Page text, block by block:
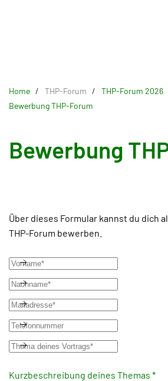
Home THP-Forum THP-Forum 2026
Bewerbung THP-Forum
Bewerbung
Über dieses Formular kannst du dich
THP-Forum bewerben.
Kurzbeschreibung deines Themas *